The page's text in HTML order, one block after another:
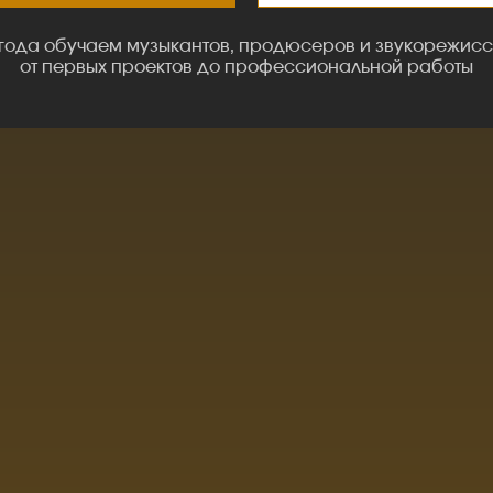
обучаем музыкантов, продюсеров и
от первых проектов до профессиональной работы